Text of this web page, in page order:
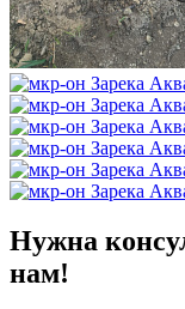
Нужна
нам!